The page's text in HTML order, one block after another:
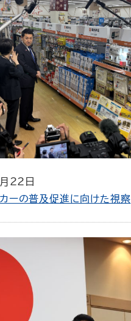
22日
ーの普及促進に向けた視察